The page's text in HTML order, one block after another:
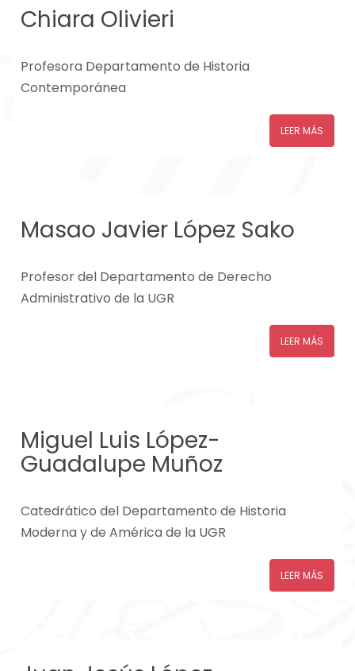
Chiara Olivieri
Profesora Departamento de Historia
Contemporánea
LEER MÁS
Masao Javier López Sako
Profesor del Departamento de Derecho
Administrativo de la UGR
LEER MÁS
Miguel Luis López-
Guadalupe Muñoz
Catedrático del Departamento de Historia
Moderna y de América de la UGR
LEER MÁS